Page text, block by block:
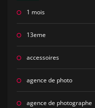
1 mois
13eme
accessoires
agence de photo
agence de photographe